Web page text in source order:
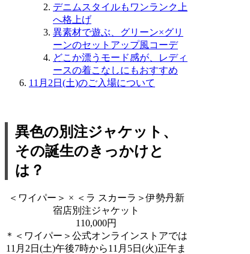
デニムスタイルもワンランク上
へ格上げ
異素材で遊ぶ、グリーン×グリ
ーンのセットアップ風コーデ
どこか漂うモード感が、レディ
ースの着こなしにもおすすめ
11月2日(土)のご入場について
異色の別注ジャケット、
その誕生のきっかけと
は？
＜ワイパー＞ × ＜ラ スカーラ＞伊勢丹新
宿店別注ジャケット
110,000円
＊＜ワイパー＞公式オンラインストアでは
11月2日(土)午後7時から11月5日(火)正午ま